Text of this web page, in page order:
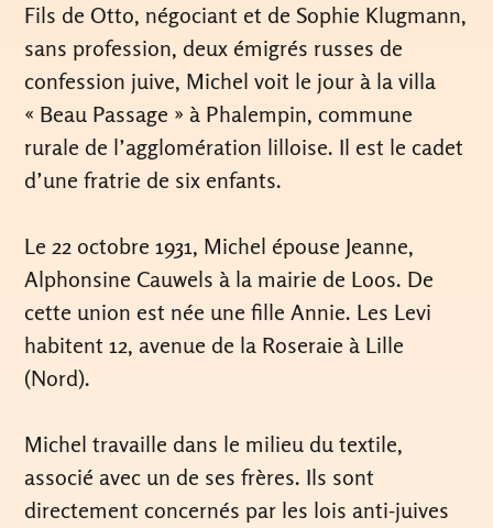
Fils de Otto, négociant et de Sophie Klugmann,
sans profession, deux émigrés russes de
confession juive, Michel voit le jour à la villa
« Beau Passage » à Phalempin, commune
rurale de l’agglomération lilloise. Il est le cadet
d’une fratrie de six enfants.
Le 22 octobre 1931, Michel épouse Jeanne,
Alphonsine Cauwels à la mairie de Loos. De
cette union est née une fille Annie. Les Levi
habitent 12, avenue de la Roseraie à Lille
(Nord).
Michel travaille dans le milieu du textile,
associé avec un de ses frères. Ils sont
directement concernés par les lois anti-juives